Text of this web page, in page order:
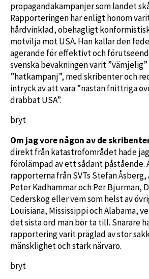
propagandakampanjer som landet
Rapporteringen har enligt honom
hårdvinklad, obehagligt
motvilja mot USA. Han kallar den
agerande för effektivt och
svenska bevakningen varit ”vämjelig”
”hatkampanj”, med skribenter och
intryck av att vara ”nästan fnittriga
drabbat USA”.
bryt
Om jag vore någon av de
direkt från katastrofområdet hade
förolämpad av ett sådant påstående.
rapporterna från SVTs Stefan
Peter Kadhammar och Per Bjurman,
Cederskog eller vem som helst av
Louisiana, Mississippi och Alabama,
det sista ord man bör ta till. Snarare
rapportering varit präglad av stor
mänsklighet och stark närvaro.
bryt